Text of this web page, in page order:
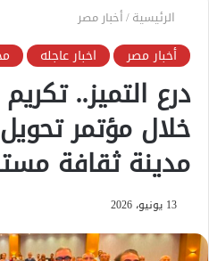
الرئيسية/أخبار مصر
أخبار مصر اخبار عاجله
درع التميز..
خلال مؤتمر
مدينة ثقافة
13 يونيو، 2026